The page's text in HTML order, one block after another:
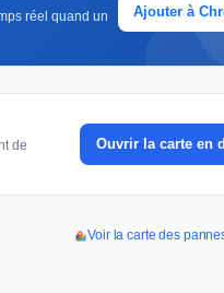
réel quand un
Ajouter à
de
Ouvrir la carte en
Voir la carte des